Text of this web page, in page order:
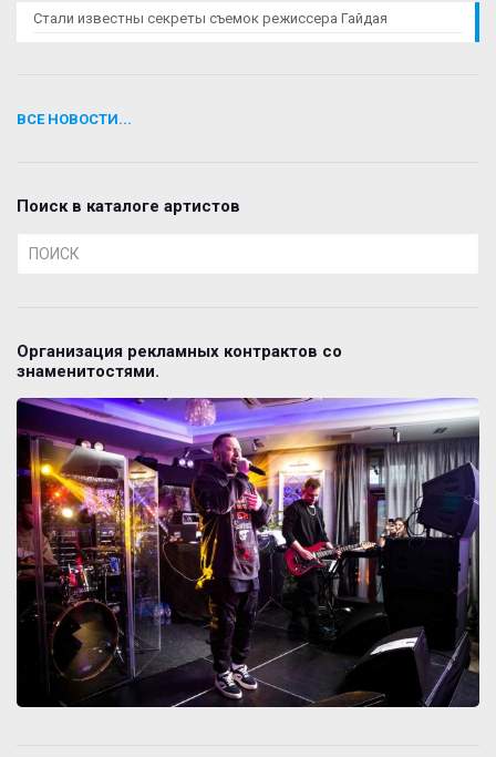
Стали известны секреты съемок режиссера Гайдая
ВСЕ НОВОСТИ...
Поиск в каталоге артистов
Организация рекламных контрактов со
знаменитостями.